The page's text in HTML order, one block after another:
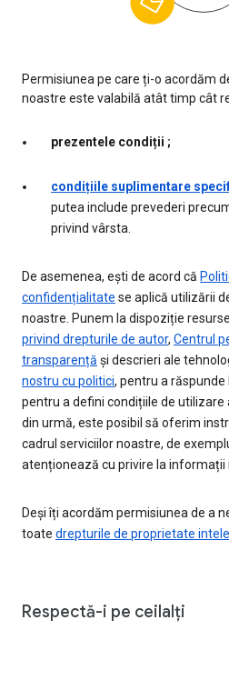
Permisiunea pe care ți-o acordăm
noastre este valabilă atât timp cât
prezentele condiții ;
condițiile suplimentare
putea include prevederi
privind vârsta.
De asemenea, ești de acord că
confidențialitate se aplică utilizării
noastre. Punem la dispoziție
privind drepturile de autor, Centrul
transparență și descrieri ale
nostru cu politici, pentru a
pentru a defini condițiile de utilizare
din urmă, este posibil să oferim
cadrul serviciilor noastre, de
atenționează cu privire la informații
Deși îți acordăm permisiunea de a
toate drepturile de proprietate
Respectă-i pe ceilalți